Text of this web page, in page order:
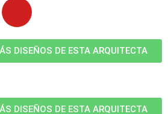
DISEÑOS DE ESTA ARQUITECTA
DISEÑOS DE ESTA ARQUITECTA